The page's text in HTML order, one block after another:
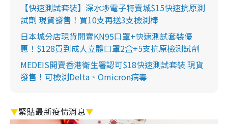
【快速測試套裝】深水埗電子特賣城$15快速抗原測
試劑 現貨發售！買10支再送3支檢測棒
日本城分店現貨開賣KN95口罩+快速測試套裝優
惠！$128買到成人立體口罩2盒+5支抗原檢測試劑
MEDEIS開賣香港衛生署認可$18快速測試套裝 現貨
發售！可檢測Delta、Omicron病毒
▼緊貼最新疫情消息▼